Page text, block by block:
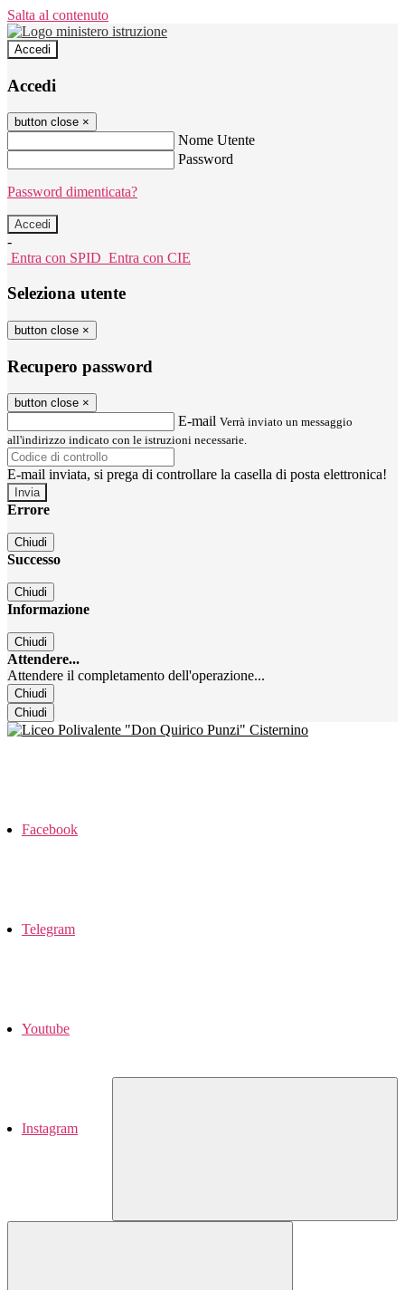
Salta al contenuto
Accedi
Accedi
button close ×
Nome Utente
Password
Password dimenticata?
-
Entra con SPID Entra con CIE
Seleziona utente
button close ×
Recupero password
button close ×
E-mail Verrà inviato un messaggio
all'indirizzo indicato con le istruzioni necessarie.
E-mail inviata, si prega di controllare la casella di posta elettronica!
Errore
Chiudi
Successo
Chiudi
Informazione
Chiudi
Attendere...
Attendere il completamento dell'operazione...
Chiudi
Chiudi
Facebook
Telegram
Youtube
Instagram